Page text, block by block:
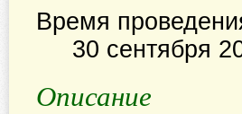
Время
30 сентября
Описание